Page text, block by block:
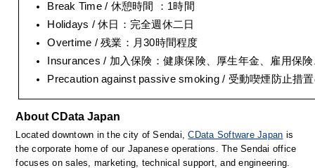
Break Time / 休憩時間 ：1時間
Holidays / 休日：完全週休二日
Overtime / 残業：月30時間程度
Insurances / 加入保険：健康保険、厚生年金、雇用保
Precaution against passive smoking / 受動喫煙防止措
About CData Japan
Located downtown in the city of Sendai, CData Software Japan is
the corporate home of our Japanese operations. The Sendai office
focuses on sales, marketing, technical support, and engineering.